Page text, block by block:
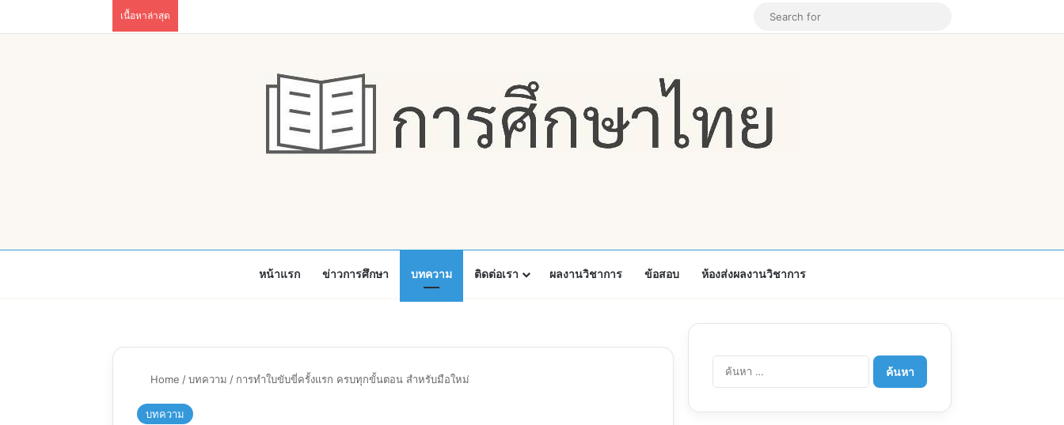
เนื้อหาล่าสุด Instagram
Random Article
หน้าแรก ข่าวการศึกษา บทความ ติดต่อเรา ผลงานวิชาการ ข้อสอบ ห้องส่งผลงานวิชาการ
Home /บทความ / การทำใบขับขี่ครั้งแรก ครบทุกขั้นตอน สำหรับมือใหม่
บทความ
ค้นหา
สำหรับ: